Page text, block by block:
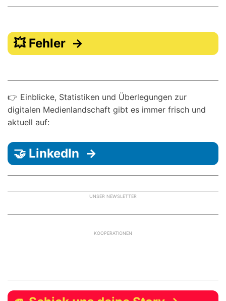
💥 Fehler →
👉 Einblicke, Statistiken und Überlegungen zur
digitalen Medienlandschaft gibt es immer frisch und
aktuell auf:
🤝 LinkedIn →
UNSER NEWSLETTER
KOOPERATIONEN